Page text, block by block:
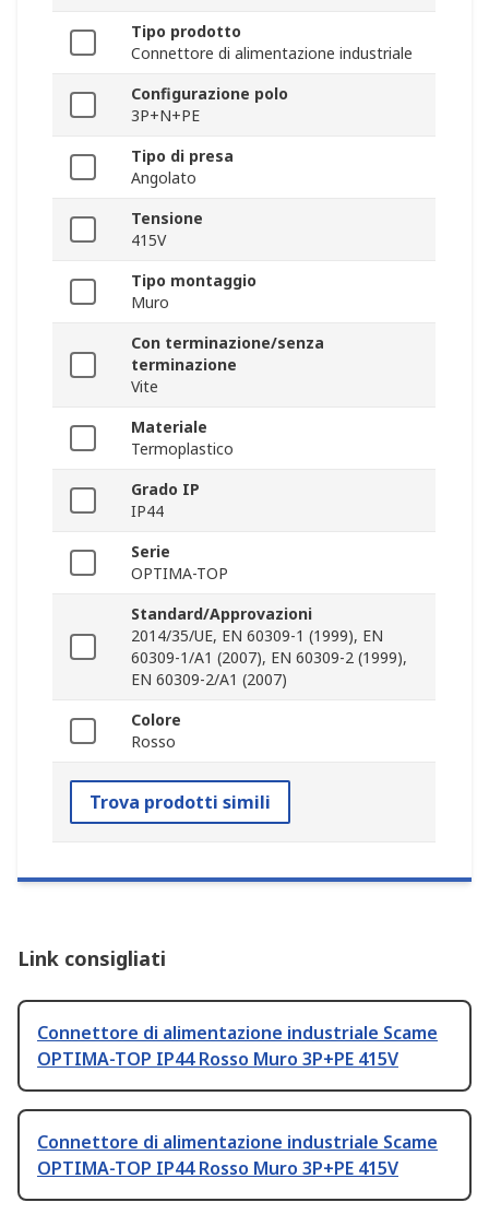
Tipo prodotto
Connettore di alimentazione industriale
Configurazione polo
3P+N+PE
Tipo di presa
Angolato
Tensione
415V
Tipo montaggio
Muro
Con terminazione/senza
terminazione
Vite
Materiale
Termoplastico
Grado IP
IP44
Serie
OPTIMA-TOP
Standard/Approvazioni
2014/35/UE, EN 60309-1 (1999), EN
60309-1/A1 (2007), EN 60309-2 (1999),
EN 60309-2/A1 (2007)
Colore
Rosso
Trova prodotti simili
Link consigliati
Connettore di alimentazione industriale Scame
OPTIMA-TOP IP44 Rosso Muro 3P+PE 415V
Connettore di alimentazione industriale Scame
OPTIMA-TOP IP44 Rosso Muro 3P+PE 415V